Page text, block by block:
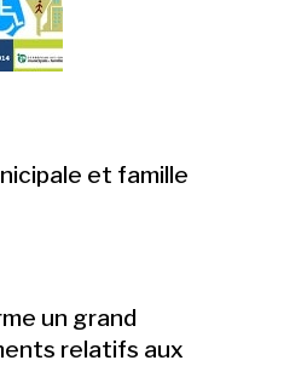
et famille
un grand
relatifs aux